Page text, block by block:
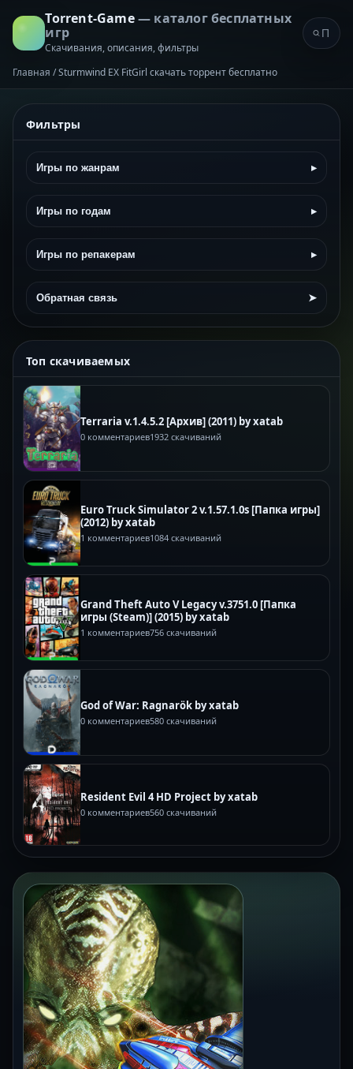
Torrent-Game— каталог бесплатных
игр
Скачивания, описания, фильтры
Главная /Sturmwind EX FitGirl скачать торрент бесплатно
Фильтры
Игры по жанрам ▸
Игры по годам ▸
Игры по репакерам ▸
Обратная связь ➤
Топ скачиваемых
Terraria v.1.4.5.2 [Архив] (2011) by xatab
0 комментариев1932 скачиваний
Euro Truck Simulator 2 v.1.57.1.0s [Папка игры]
(2012) by xatab
1 комментариев1084 скачиваний
Grand Theft Auto V Legacy v.3751.0 [Папка
игры (Steam)] (2015) by xatab
1 комментариев756 скачиваний
God of War: Ragnarök by xatab
0 комментариев580 скачиваний
Resident Evil 4 HD Project by xatab
0 комментариев560 скачиваний